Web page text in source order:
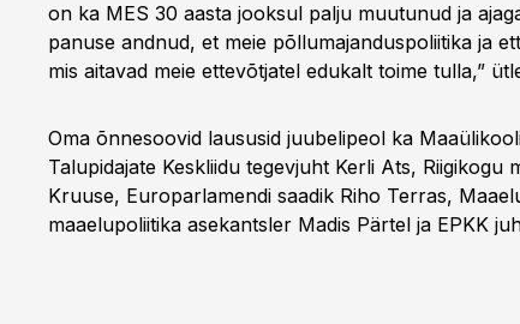
on ka MES 30 aasta jooksul palju muutunud ja
panuse andnud, et meie põllumajanduspoliitika ja
mis aitavad meie ettevõtjatel edukalt toime tulla,”
Oma õnnesoovid laususid juubelipeol ka
Talupidajate Keskliidu tegevjuht Kerli Ats, Riigikogu
Kruuse, Europarlamendi saadik Riho Terras,
maaelupoliitika asekantsler Madis Pärtel ja EPKK